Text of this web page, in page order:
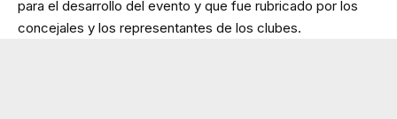
para el desarrollo del evento y que fue rubricado por los
concejales y los representantes de los clubes.